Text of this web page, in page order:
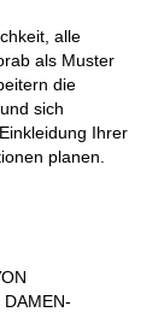
alle
als Muster
die
sich
Ihrer
planen.